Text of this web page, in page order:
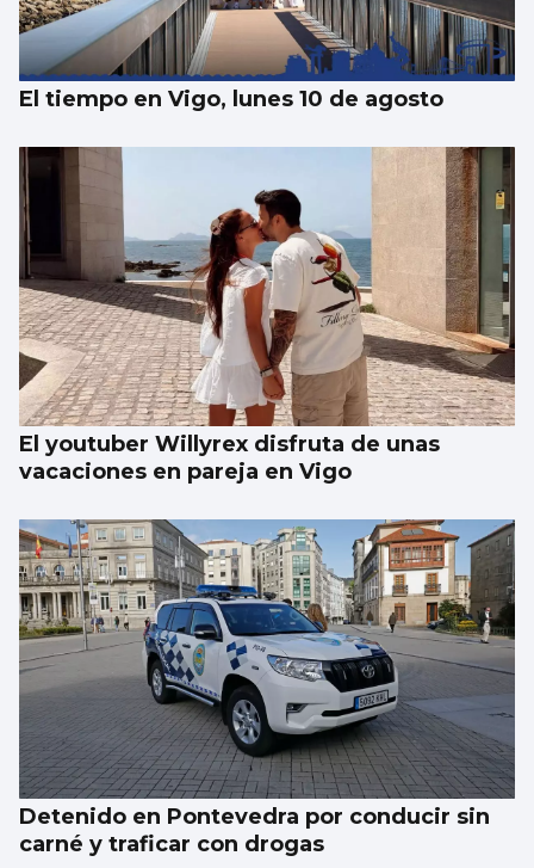
El tiempo en Vigo, lunes 10 de agosto
El youtuber Willyrex disfruta de unas
vacaciones en pareja en Vigo
Detenido en Pontevedra por conducir sin
carné y traficar con drogas